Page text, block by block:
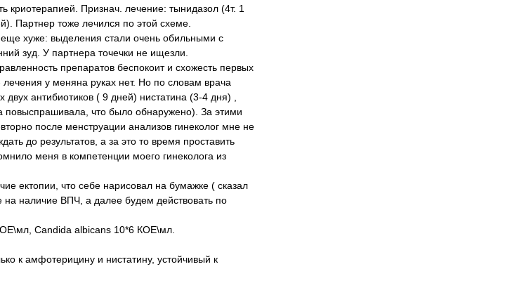
криотерапией. Признач. лечение: тынидазол (4т. 1
Партнер тоже лечился по этой схеме.
хуже: выделения стали очень обильными с
зуд. У партнера точечки не ищезли.
препаратов беспокоит и схожесть первых
у меняна руках нет. Но по словам врача
антибиотиков ( 9 дней) нистатина (3-4 дня) ,
повыспрашивала, что было обнаружено). За этими
после менструации анализов гинеколог мне не
до результатов, а за это то время проставить
меня в компетенции моего гинеколога из
ектопии, что себе нарисовал на бумажке ( сказал
на наличие ВПЧ, а далее будем действовать по
Candida albicans 10*6 КОЕ\мл.
к амфотерицину и нистатину, устойчивый к